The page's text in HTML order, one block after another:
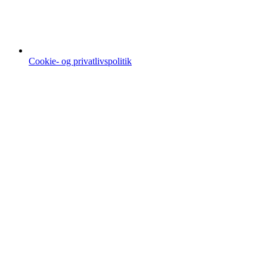
Cookie- og privatlivspolitik